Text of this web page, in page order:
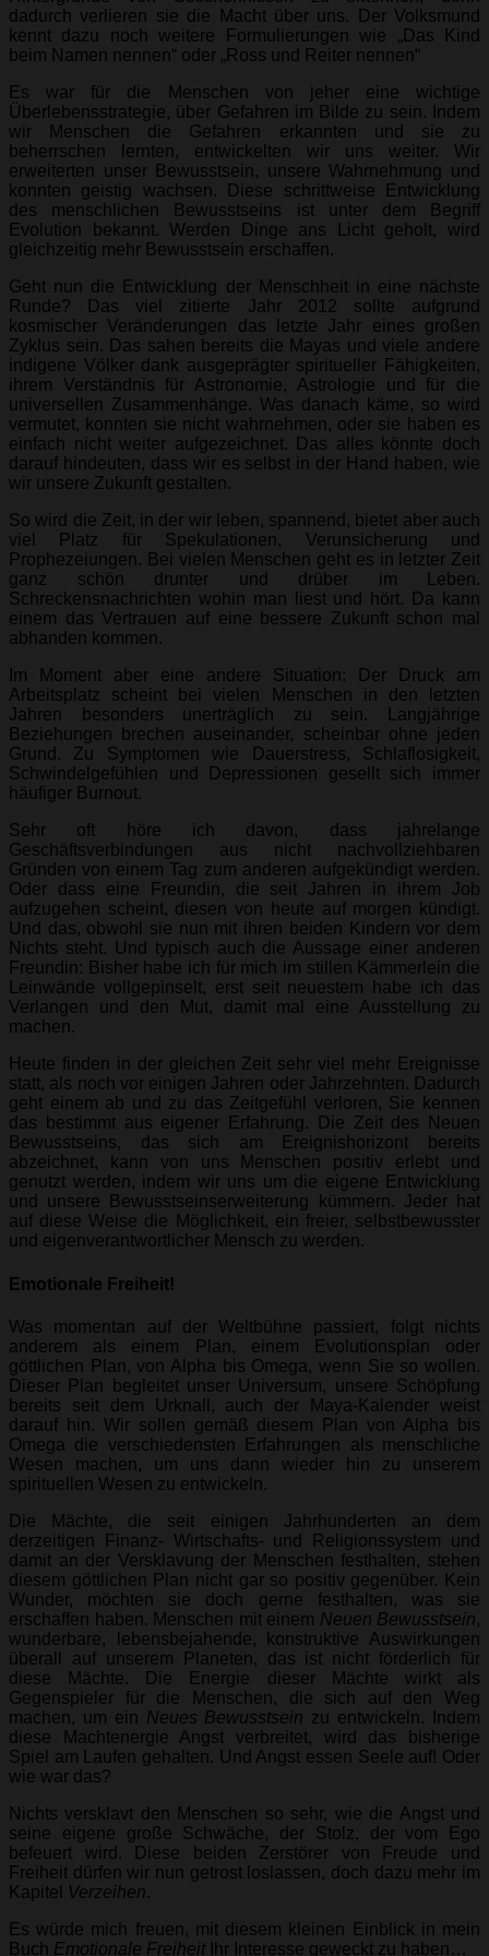
dadurch verlieren sie die Macht über uns. Der Volksmund
kennt dazu noch weitere Formulierungen wie „Das Kind
beim Namen nennen“ oder „Ross und Reiter nennen“
Es war für die Menschen von jeher eine wichtige
Überlebensstrategie, über Gefahren im Bilde zu sein. Indem
wir Menschen die Gefahren erkannten und sie zu
beherrschen lernten, entwickelten wir uns weiter. Wir
erweiterten unser Bewusstsein, unsere Wahrnehmung und
konnten geistig wachsen. Diese schrittweise Entwicklung
des menschlichen Bewusstseins ist unter dem Begriff
Evolution bekannt. Werden Dinge ans Licht geholt, wird
gleichzeitig mehr Bewusstsein erschaffen.
Geht nun die Entwicklung der Menschheit in eine nächste
Runde? Das viel zitierte Jahr 2012 sollte aufgrund
kosmischer Veränderungen das letzte Jahr eines großen
Zyklus sein. Das sahen bereits die Mayas und viele andere
indigene Völker dank ausgeprägter spiritueller Fähigkeiten,
ihrem Verständnis für Astronomie, Astrologie und für die
universellen Zusammenhänge. Was danach käme, so wird
vermutet, konnten sie nicht wahrnehmen, oder sie haben es
einfach nicht weiter aufgezeichnet. Das alles könnte doch
darauf hindeuten, dass wir es selbst in der Hand haben, wie
wir unsere Zukunft gestalten.
So wird die Zeit, in der wir leben, spannend, bietet aber auch
viel Platz für Spekulationen, Verunsicherung und
Prophezeiungen. Bei vielen Menschen geht es in letzter Zeit
ganz schön drunter und drüber im Leben.
Schreckensnachrichten wohin man liest und hört. Da kann
einem das Vertrauen auf eine bessere Zukunft schon mal
abhanden kommen.
Im Moment aber eine andere Situation: Der Druck am
Arbeitsplatz scheint bei vielen Menschen in den letzten
Jahren besonders unerträglich zu sein. Langjährige
Beziehungen brechen auseinander, scheinbar ohne jeden
Grund. Zu Symptomen wie Dauerstress, Schlaflosigkeit,
Schwindelgefühlen und Depressionen gesellt sich immer
häufiger Burnout.
Sehr oft höre ich davon, dass jahrelange
Geschäftsverbindungen aus nicht nachvollziehbaren
Gründen von einem Tag zum anderen aufgekündigt werden.
Oder dass eine Freundin, die seit Jahren in ihrem Job
aufzugehen scheint, diesen von heute auf morgen kündigt.
Und das, obwohl sie nun mit ihren beiden Kindern vor dem
Nichts steht. Und typisch auch die Aussage einer anderen
Freundin: Bisher habe ich für mich im stillen Kämmerlein die
Leinwände vollgepinselt, erst seit neuestem habe ich das
Verlangen und den Mut, damit mal eine Ausstellung zu
machen.
Heute finden in der gleichen Zeit sehr viel mehr Ereignisse
statt, als noch vor einigen Jahren oder Jahrzehnten. Dadurch
geht einem ab und zu das Zeitgefühl verloren, Sie kennen
das bestimmt aus eigener Erfahrung. Die Zeit des Neuen
Bewusstseins, das sich am Ereignishorizont bereits
abzeichnet, kann von uns Menschen positiv erlebt und
genutzt werden, indem wir uns um die eigene Entwicklung
und unsere Bewusstseinserweiterung kümmern. Jeder hat
auf diese Weise die Möglichkeit, ein freier, selbstbewusster
und eigenverantwortlicher Mensch zu werden.
Emotionale Freiheit!
Was momentan auf der Weltbühne passiert, folgt nichts
anderem als einem Plan, einem Evolutionsplan oder
göttlichen Plan, von Alpha bis Omega, wenn Sie so wollen.
Dieser Plan begleitet unser Universum, unsere Schöpfung
bereits seit dem Urknall, auch der Maya-Kalender weist
darauf hin. Wir sollen gemäß diesem Plan von Alpha bis
Omega die verschiedensten Erfahrungen als menschliche
Wesen machen, um uns dann wieder hin zu unserem
spirituellen Wesen zu entwickeln.
Die Mächte, die seit einigen Jahrhunderten an dem
derzeitigen Finanz- Wirtschafts- und Religionssystem und
damit an der Versklavung der Menschen festhalten, stehen
diesem göttlichen Plan nicht gar so positiv gegenüber. Kein
Wunder, möchten sie doch gerne festhalten, was sie
erschaffen haben. Menschen mit einem Neuen Bewusstsein,
wunderbare, lebensbejahende, konstruktive Auswirkungen
überall auf unserem Planeten, das ist nicht förderlich für
diese Mächte. Die Energie dieser Mächte wirkt als
Gegenspieler für die Menschen, die sich auf den Weg
machen, um ein Neues Bewusstsein zu entwickeln. Indem
diese Machtenergie Angst verbreitet, wird das bisherige
Spiel am Laufen gehalten. Und Angst essen Seele auf! Oder
wie war das?
Nichts versklavt den Menschen so sehr, wie die Angst und
seine eigene große Schwäche, der Stolz, der vom Ego
befeuert wird. Diese beiden Zerstörer von Freude und
Freiheit dürfen wir nun getrost loslassen, doch dazu mehr im
Kapitel
Verzeihen.
Es würde mich freuen, mit diesem kleinen Einblick in mein
Buch Emotionale FreiheitIhr Interesse geweckt zu haben…